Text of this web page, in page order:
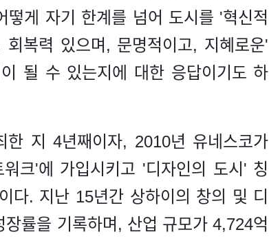
떻게 자기 한계를 넘어 도시를 '혁신적
복력 있으며, 문명적이고, 지혜로운'
될 수 있는지에 대한 응답이기도 하
한 지 4년째이자, 2010년 유네스코가
크'에 가입시키고 '디자인의 도시' 칭
다. 지난 15년간 상하이의 창의 및 디
률을 기록하며, 산업 규모가 4,724억